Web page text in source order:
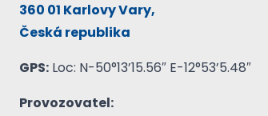
360 01 Karlovy Vary,
Česká republika
GPS: Loc: N-50°13’15.56″ E-12°53’5.48″
Provozovatel: